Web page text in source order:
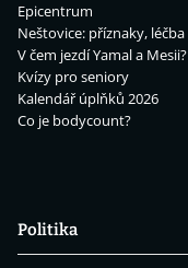
Epicentrum
Neštovice: příznaky, léčba
V čem jezdí Yamal a Mesii?
Kvízy pro seniory
Kalendář úplňků 2026
Co je bodycount?
Politika